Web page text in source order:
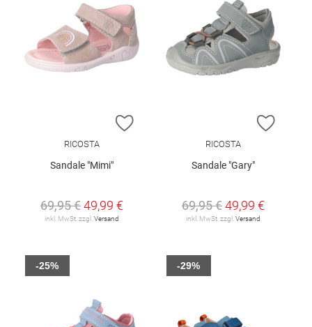
ZUR WUNSCHLISTE HINZUFÜGEN
RICOSTA
Sandale "Mimi"
69,95 €49,99 €
inkl. MwSt. zzgl. Versand
ZUR
RICOSTA
Sandale "Gary"
69,95 €49,99 €
inkl. MwSt. zzgl. Versand
-25% -29%